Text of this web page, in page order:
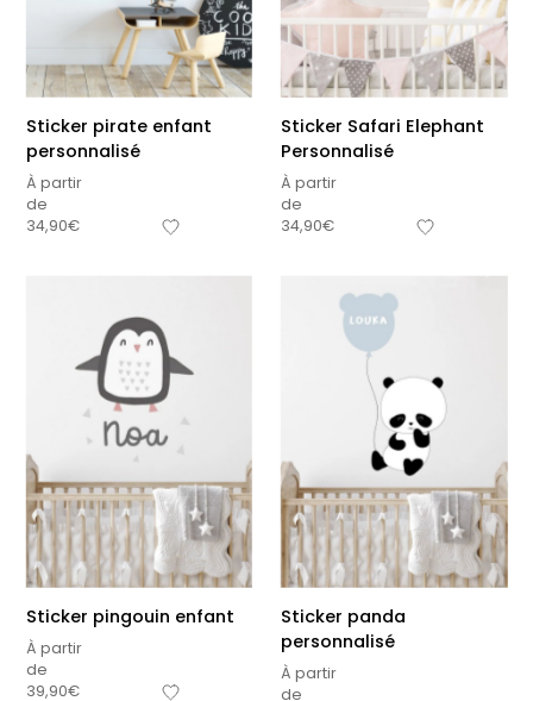
Sticker pirate enfant
personnalisé
À partir
de
34,90€
Sticker Safari Elephant
Personnalisé
À partir
de
34,90€
Sticker pingouin enfant
À partir
de
39,90€
Sticker panda
personnalisé
À partir
de